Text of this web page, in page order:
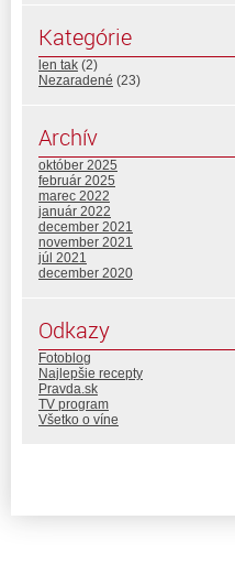
Kategórie
len tak (2)
Nezaradené (23)
Archív
október 2025
február 2025
marec 2022
január 2022
december 2021
november 2021
júl 2021
december 2020
Odkazy
Fotoblog
Najlepšie recepty
Pravda.sk
TV program
Všetko o víne